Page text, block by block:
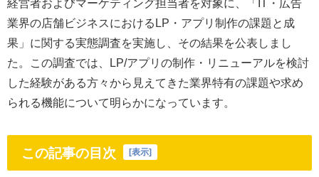
経営者およびマーケティング担当者を対象に、「IT・広告
業界の店舗ビジネスにおけるLP・アプリ制作の課題と成
果」に関する実態調査を実施し、その結果を公表しまし
た。この調査では、LP/アプリの制作・リニューアルを検討
した経験がある方々から見えてきた業界特有の課題や求め
られる機能について明らかになっています。
この記事の目次 [表示]